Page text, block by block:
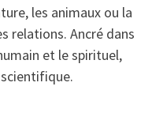
les animaux ou la
relations. Ancré dans
et le spirituel,